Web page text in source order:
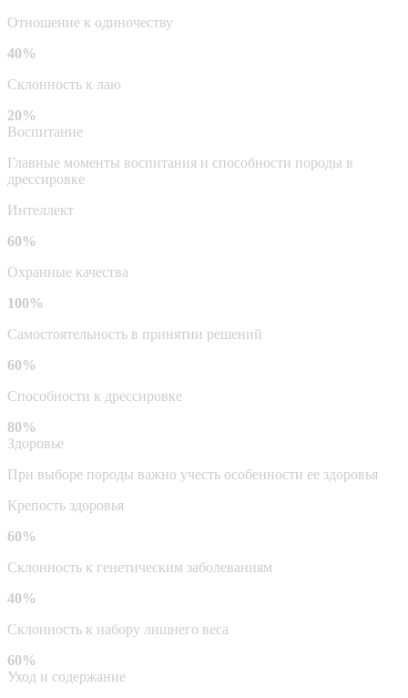
Отношение к одиночеству
40%
Склонность к лаю
20%
Воспитание
Главные моменты воспитания и способности породы в
дрессировке
Интеллект
60%
Охранные качества
100%
Самостоятельность в принятии решений
60%
Способности к дрессировке
80%
Здоровье
При выборе породы важно учесть особенности ее здоровья
Крепость здоровья
60%
Склонность к генетическим заболеваниям
40%
Склонность к набору лишнего веса
60%
Уход и содержание